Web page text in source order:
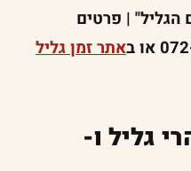
| פרטים
אתר זמן גליל
גליל ו-